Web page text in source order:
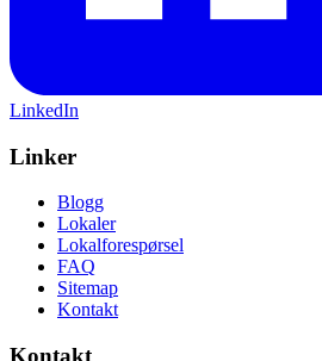
LinkedIn
Linker
Blogg
Lokaler
Lokalforespørsel
FAQ
Sitemap
Kontakt
Kontakt